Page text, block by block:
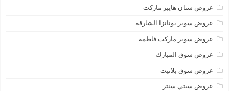
عروض سنان هايبر ماركت
عروض سوبر بونانزا الشارقة
عروض سوبر ماركت فاطمة
عروض سوق المبارك
عروض سوق بلانيت
عروض سيتي سنتر